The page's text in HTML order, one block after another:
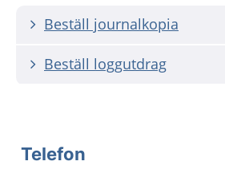
Beställ journalkopia
Beställ loggutdrag
Telefon